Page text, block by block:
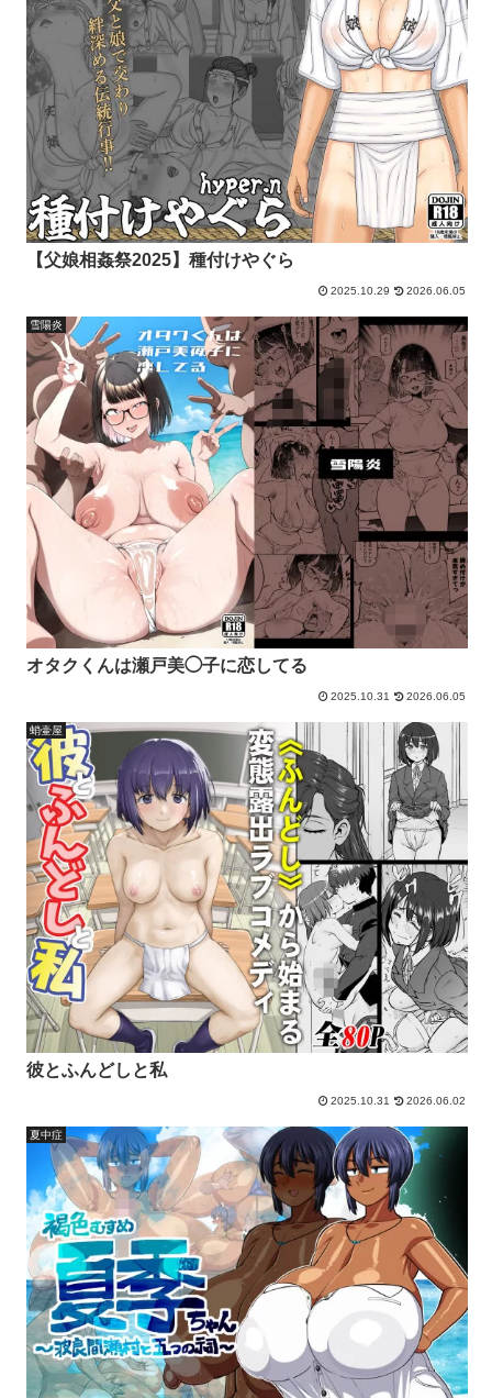
【父娘相姦祭2025】種付けやぐら
2025.10.29 2026.06.05
雪陽炎
オタクくんは瀬戸美◯子に恋してる
2025.10.31 2026.06.05
蛸壷屋
彼とふんどしと私
2025.10.31 2026.06.02
夏中症